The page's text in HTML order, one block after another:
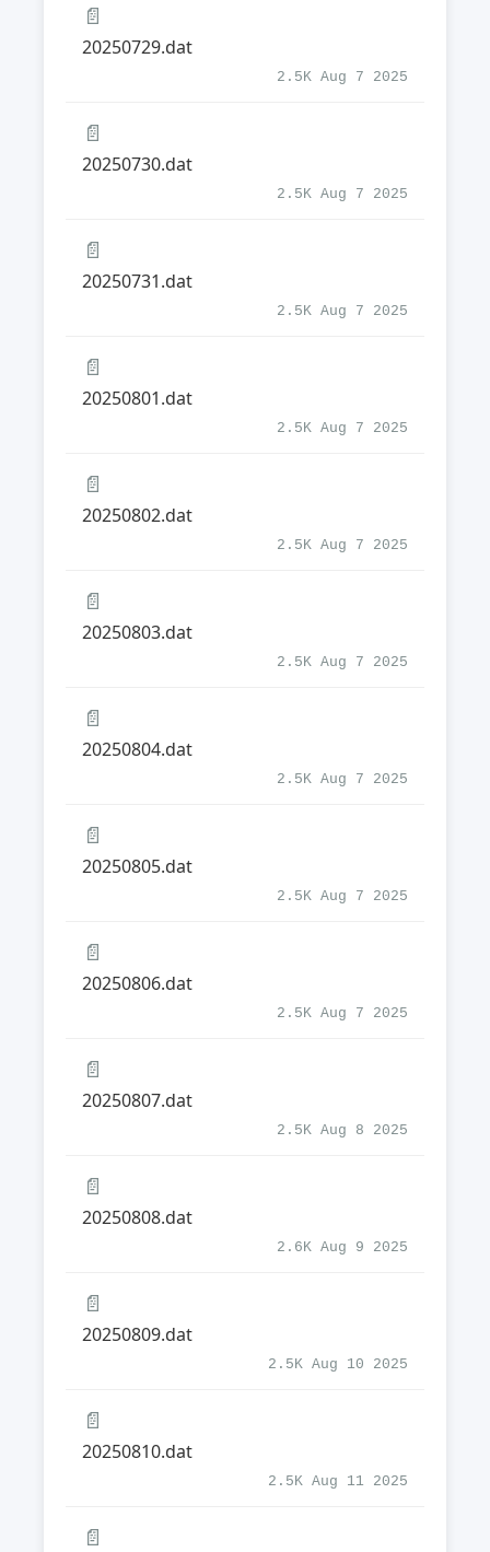
📄
20250729.dat
2.5K Aug 7 2025
📄
20250730.dat
2.5K Aug 7 2025
📄
20250731.dat
2.5K Aug 7 2025
📄
20250801.dat
2.5K Aug 7 2025
📄
20250802.dat
2.5K Aug 7 2025
📄
20250803.dat
2.5K Aug 7 2025
📄
20250804.dat
2.5K Aug 7 2025
📄
20250805.dat
2.5K Aug 7 2025
📄
20250806.dat
2.5K Aug 7 2025
📄
20250807.dat
2.5K Aug 8 2025
📄
20250808.dat
2.6K Aug 9 2025
📄
20250809.dat
2.5K Aug 10 2025
📄
20250810.dat
2.5K Aug 11 2025
📄